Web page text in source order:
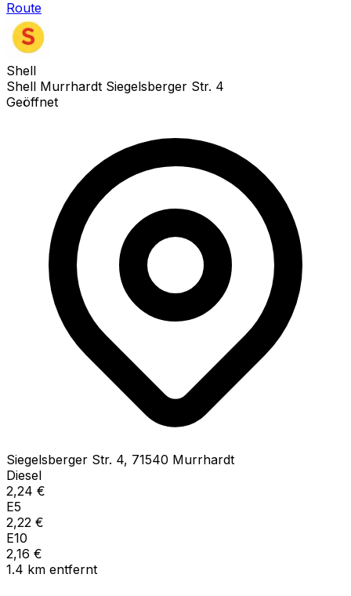
Route
Shell
Shell Murrhardt Siegelsberger Str. 4
Geöffnet
Siegelsberger Str. 4, 71540 Murrhardt
Diesel
2,24 €
E5
2,22 €
E10
2,16 €
1.4 km entfernt